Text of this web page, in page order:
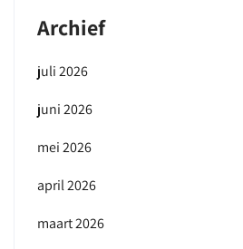
Archief
juli 2026
juni 2026
mei 2026
april 2026
maart 2026